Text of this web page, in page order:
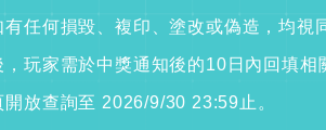
任何損毀、複印、塗改或偽造，均視
玩家需於中獎通知後的10日內回填相
放查詢至 2026/9/30 23:59止。